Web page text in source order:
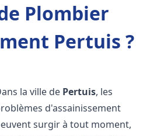
Plombier
Pertuis ?
la ville de Pertuis, les
d'assainissement
surgir à tout moment,